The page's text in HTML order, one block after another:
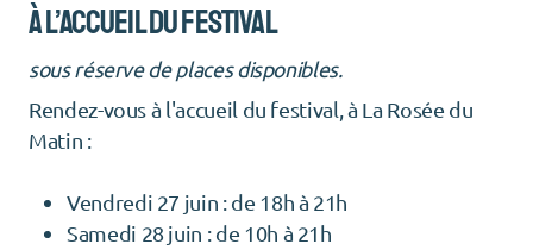
à l’accueil DU FESTIVAL
sous réserve de places disponibles.
Rendez-vous à l'accueil du festival, à La Rosée du
Matin :
Vendredi 27 juin : de 18h à 21h
Samedi 28 juin : de 10h à 21h